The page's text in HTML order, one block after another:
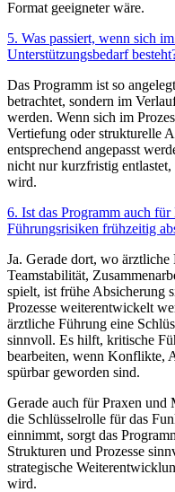
Format geeigneter wäre.
5. Was passiert, wenn sich
Unterstützungsbedarf
Das Programm ist so
betrachtet, sondern im
werden. Wenn sich im
Vertiefung oder strukturelle
entsprechend angepasst
nicht nur kurzfristig
wird.
6. Ist das Programm auch
Führungsrisiken frühzeitig
Ja. Gerade dort, wo
Teamstabilität,
spielt, ist frühe Absicherung
Prozesse weiterentwickelt
ärztliche Führung eine
sinnvoll. Es hilft, kritische
bearbeiten, wenn Konflikte,
spürbar geworden sind.
Gerade auch für Praxen
die Schlüsselrolle für das
einnimmt, sorgt das
Strukturen und Prozesse
strategische
wird.